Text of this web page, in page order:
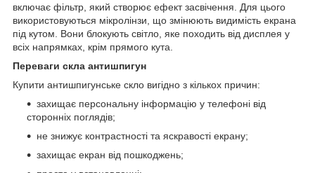
включає фільтр, який створює ефект засвічення. Для цього
використовуються мікролінзи, що змінюють видимість екрана
під кутом. Вони блокують світло, яке походить від дисплея у
всіх напрямках, крім прямого кута.
Переваги скла антишпигун
Купити антишпигунське скло вигідно з кількох причин:
захищає персональну інформацію у телефоні від
сторонніх поглядів;
не знижує контрастності та яскравості екрану;
захищає екран від пошкоджень;